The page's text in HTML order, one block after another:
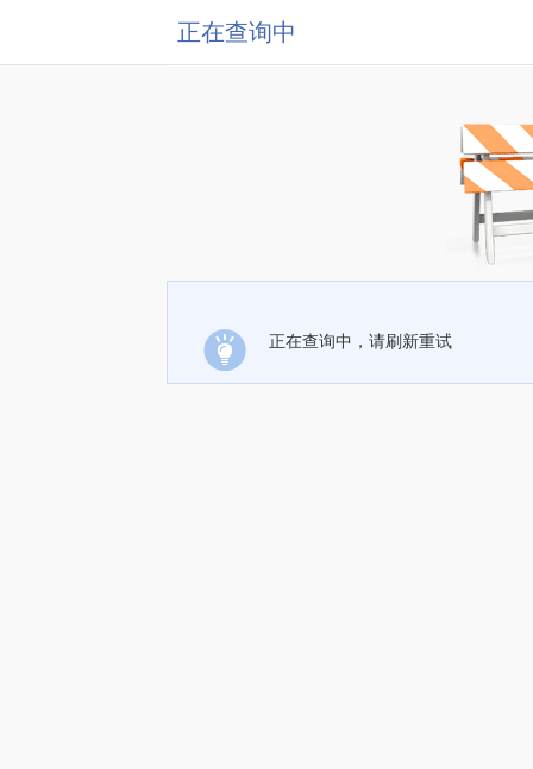
正在查询中
正在查询中，请刷新重试